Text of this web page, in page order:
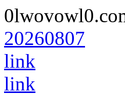
20260807
link
link